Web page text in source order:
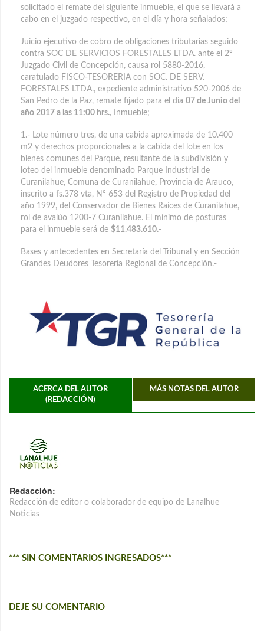
solicitado el remate del siguiente inmueble, el que se llevará a
cabo en el juzgado respectivo, en el día y hora señalados;
Juicio ejecutivo de cobro de obligaciones tributarias seguido
contra SOC DE SERVICIOS FORESTALES LTDA. ante el 2°
Juzgado Civil de Concepción, causa rol 5880-2016,
caratulado FISCO-TESORERIA con SOC. DE SERV.
FORESTALES LTDA., expediente administrativo 520-2006 de
San Pedro de la Paz, remate fijado para el día 07 de Junio del
año 2017 a las 11:00 hrs., Inmueble;
1.- Lote número tres, de una cabida aproximada de 10.400
m2 y derechos proporcionales a la cabida del lote en los
bienes comunes del Parque, resultante de la subdivisión y
loteo del inmueble denominado Parque Industrial de
Curanilahue, Comuna de Curanilahue, Provincia de Arauco,
inscrito a fs.378 vta, Nº 653 del Registro de Propiedad del
año 1999, del Conservador de Bienes Raíces de Curanilahue,
rol de avalúo 1200-7 Curanilahue. El mínimo de posturas
para el inmueble será de $11.483.610.-
Bases y antecedentes en Secretaría del Tribunal y en Sección
Grandes Deudores Tesorería Regional de Concepción.-
ACERCA DEL AUTOR
(REDACCIÓN)
MÁS NOTAS DEL AUTOR
Redacción:
Redacción de editor o colaborador de equipo de Lanalhue
Noticias
*** SIN COMENTARIOS INGRESADOS***
DEJE SU COMENTARIO